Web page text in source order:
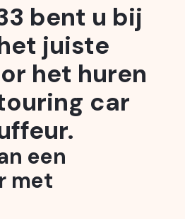
bent u bij
juiste
het huren
car
een
met